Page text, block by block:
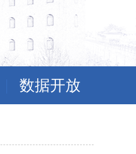
数据开放